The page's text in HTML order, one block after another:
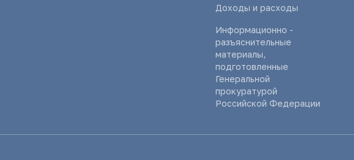
Доходы и расходы
Информационно -
разъяснительные
материалы,
подготовленные
Генеральной
прокуратурой
Российской Федерации